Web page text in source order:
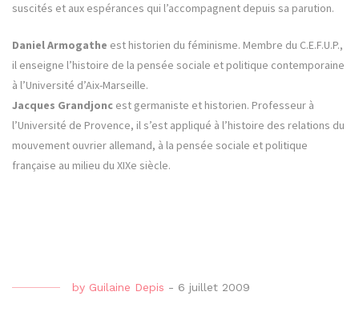
suscités et aux espérances qui l’accompagnent depuis sa parution.
Daniel Armogathe est historien du féminisme. Membre du C.E.F.U.P.,
il enseigne l’histoire de la pensée sociale et politique contemporaine
à l’Université d’Aix-Marseille.
Jacques Grandjonc est germaniste et historien. Professeur à
l’Université de Provence, il s’est appliqué à l’histoire des relations du
mouvement ouvrier allemand, à la pensée sociale et politique
française au milieu du XIXe siècle.
by Guilaine Depis - 6 juillet 2009